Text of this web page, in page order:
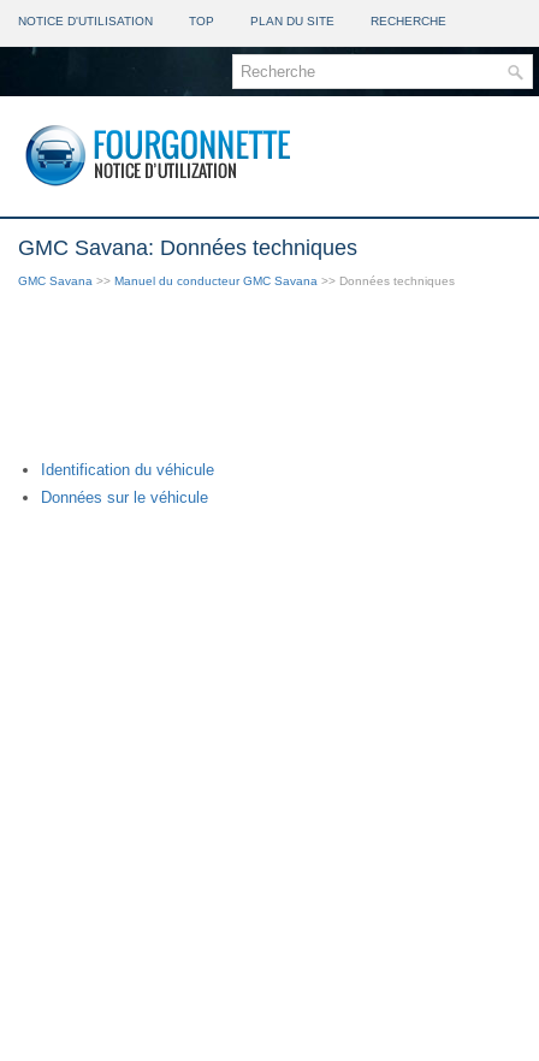
NOTICE D'UTILISATION TOP PLAN DU SITE RECHERCHE
GMC Savana: Données techniques
GMC Savana >> Manuel du conducteur GMC Savana >> Données techniques
Identification du véhicule
Données sur le véhicule